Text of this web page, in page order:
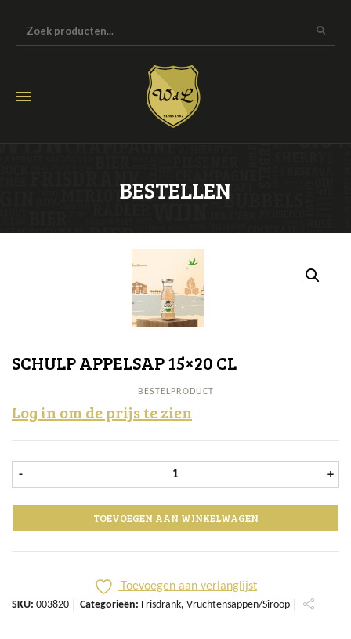
BESTELLEN
SCHULP APPELSAP 15×20 CL
BESTELPRODUCT
Log in om de prijs te zien
- Schulp Appelsap 15x20 cl aantal
+
TOEVOEGEN AAN WINKELWAGEN
Toevoegen aan verlanglijst
SKU: 003820 Categorieën: Frisdrank, Vruchtensappen/Siroop